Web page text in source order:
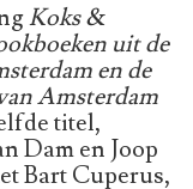
Koks &
uit de
en de
Amsterdam
titel,
Dam en Joop
Bart Cuperus,